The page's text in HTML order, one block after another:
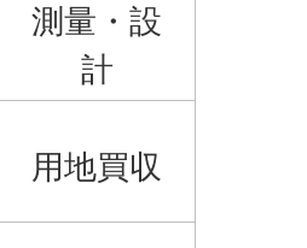
測量・設
計
用地買収